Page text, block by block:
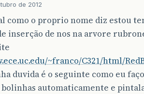
de 2012
como o proprio nome diz estou
inserção de nos na arvore
~franco/C321/html/
duvida é o seguinte como eu
automaticamente e